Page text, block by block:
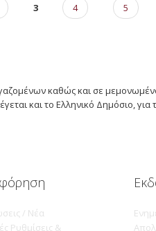
3 4 5
καθώς και σε
και το Ελληνικό Δημόσιο, για
/ Νέα
Ρυθμίσεις &